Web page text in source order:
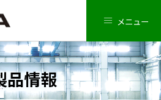
メニュー
品情報